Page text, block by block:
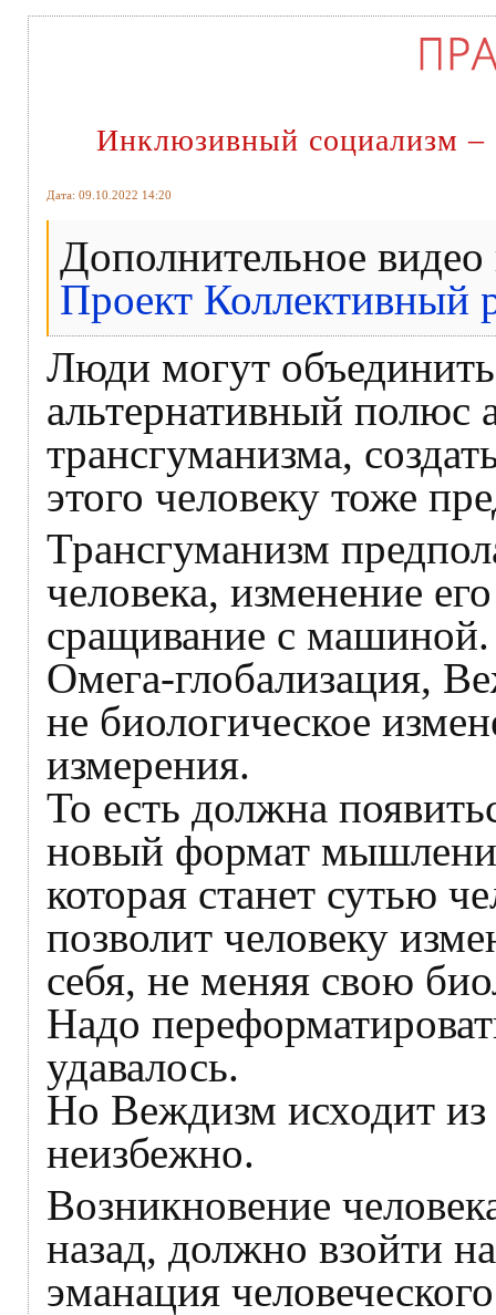
Инклюзивный социализм –
Дата: 09.10.2022 14:20
Дополнительное видео
Проект Коллективный
Люди могут
альтернативный полюс
трансгуманизма,
этого человеку тоже
Трансгуманизм
человека, изменение
сращивание с машиной.
Омега-глобализация,
не биологическое
измерения.
То есть должна
новый формат
которая станет сутью
позволит человеку
себя, не меняя свою
Надо
удавалось.
Но Веждизм исходит из
неизбежно.
Возникновение
назад, должно взойти
эманация